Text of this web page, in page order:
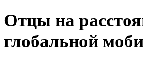
Отцы на
глобальной